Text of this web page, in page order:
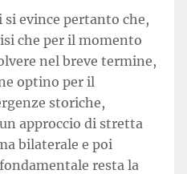
si evince pertanto che,
che per il momento
nel breve termine,
optino per il
storiche,
approccio di stretta
bilaterale e poi
resta la